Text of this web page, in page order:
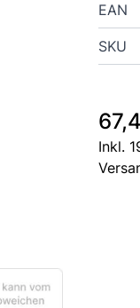
EAN
SKU
Inkl.